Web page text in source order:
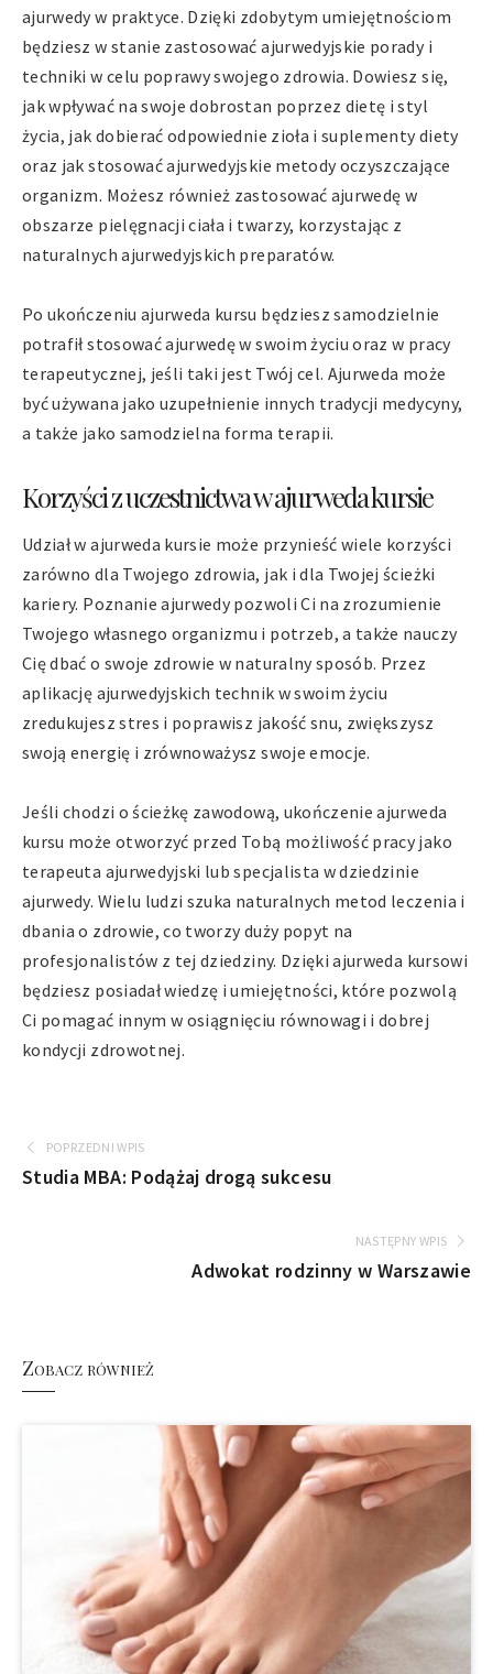
ajurwedy w praktyce. Dzięki zdobytym umiejętnościom
będziesz w stanie zastosować ajurwedyjskie porady i
techniki w celu poprawy swojego zdrowia. Dowiesz się,
jak wpływać na swoje dobrostan poprzez dietę i styl
życia, jak dobierać odpowiednie zioła i suplementy diety
oraz jak stosować ajurwedyjskie metody oczyszczające
organizm. Możesz również zastosować ajurwedę w
obszarze pielęgnacji ciała i twarzy, korzystając z
naturalnych ajurwedyjskich preparatów.
Po ukończeniu ajurweda kursu będziesz samodzielnie
potrafił stosować ajurwedę w swoim życiu oraz w pracy
terapeutycznej, jeśli taki jest Twój cel. Ajurweda może
być używana jako uzupełnienie innych tradycji medycyny,
a także jako samodzielna forma terapii.
Korzyści z uczestnictwa w ajurweda kursie
Udział w ajurweda kursie może przynieść wiele korzyści
zarówno dla Twojego zdrowia, jak i dla Twojej ścieżki
kariery. Poznanie ajurwedy pozwoli Ci na zrozumienie
Twojego własnego organizmu i potrzeb, a także nauczy
Cię dbać o swoje zdrowie w naturalny sposób. Przez
aplikację ajurwedyjskich technik w swoim życiu
zredukujesz stres i poprawisz jakość snu, zwiększysz
swoją energię i zrównoważysz swoje emocje.
Jeśli chodzi o ścieżkę zawodową, ukończenie ajurweda
kursu może otworzyć przed Tobą możliwość pracy jako
terapeuta ajurwedyjski lub specjalista w dziedzinie
ajurwedy. Wielu ludzi szuka naturalnych metod leczenia i
dbania o zdrowie, co tworzy duży popyt na
profesjonalistów z tej dziedziny. Dzięki ajurweda kursowi
będziesz posiadał wiedzę i umiejętności, które pozwolą
Ci pomagać innym w osiągnięciu równowagi i dobrej
kondycji zdrowotnej.
POPRZEDNI WPIS
Studia MBA: Podążaj drogą sukcesu
NASTĘPNY WPIS
Adwokat rodzinny w Warszawie
Zobacz również